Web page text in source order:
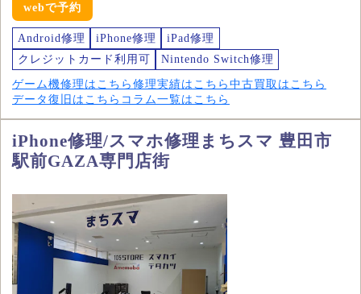
webで予約
Android修理 iPhone修理
iPad修理
クレジットカード利用可
Nintendo Switch修理
ゲーム機修理はこちら 修理実績はこちら 中古買取はこちら
データ復旧はこちら コラム一覧はこちら
iPhone修理/スマホ修理まちスマ 豊田市
駅前GAZA専門店街